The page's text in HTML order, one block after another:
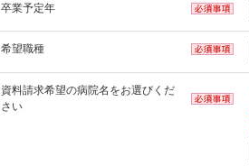
卒業予定年
希望職種
資料請求希望の病院名をお選びくだ
さい